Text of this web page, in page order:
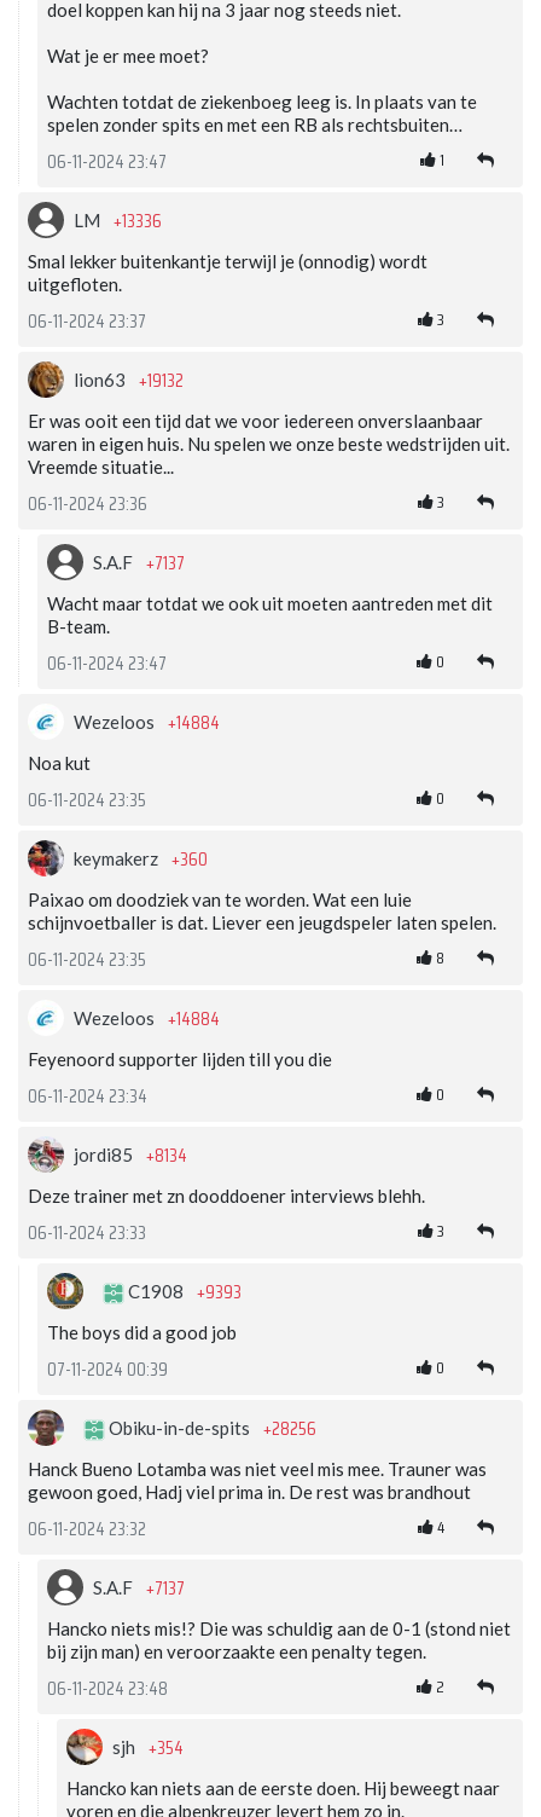
doel koppen kan hij na 3 jaar nog steeds niet.
Wat je er mee moet?
Wachten totdat de ziekenboeg leeg is. In plaats van te
spelen zonder spits en met een RB als rechtsbuiten…
06-11-2024 23:47 1
LM +13336
Smal lekker buitenkantje terwijl je (onnodig) wordt
uitgefloten.
06-11-2024 23:37 3
lion63 +19132
Er was ooit een tijd dat we voor iedereen onverslaanbaar
waren in eigen huis. Nu spelen we onze beste wedstrijden uit.
Vreemde situatie...
06-11-2024 23:36 3
S.A.F +7137
Wacht maar totdat we ook uit moeten aantreden met dit
B-team.
06-11-2024 23:47 0
Wezeloos +14884
Noa kut
06-11-2024 23:35 0
keymakerz +360
Paixao om doodziek van te worden. Wat een luie
schijnvoetballer is dat. Liever een jeugdspeler laten spelen.
06-11-2024 23:35 8
Wezeloos +14884
Feyenoord supporter lijden till you die
06-11-2024 23:34 0
jordi85 +8134
Deze trainer met zn dooddoener interviews blehh.
06-11-2024 23:33 3
C1908 +9393
The boys did a good job
07-11-2024 00:39 0
Obiku-in-de-spits +28256
Hanck Bueno Lotamba was niet veel mis mee. Trauner was
gewoon goed, Hadj viel prima in. De rest was brandhout
06-11-2024 23:32 4
S.A.F +7137
Hancko niets mis!? Die was schuldig aan de 0-1 (stond niet
bij zijn man) en veroorzaakte een penalty tegen.
06-11-2024 23:48 2
sjh +354
Hancko kan niets aan de eerste doen. Hij beweegt naar
voren en die alpenkreuzer levert hem zo in.